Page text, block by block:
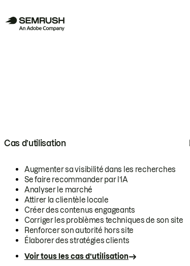
Cas d’utilisation
Augmenter sa visibilité dans les recherches
Se faire recommander par l’IA
Analyser le marché
Attirer la clientèle locale
Créer des contenus engageants
Corriger les problèmes techniques de son site
Renforcer son autorité hors site
Élaborer des stratégies clients
Voir tous les cas d’utilisation